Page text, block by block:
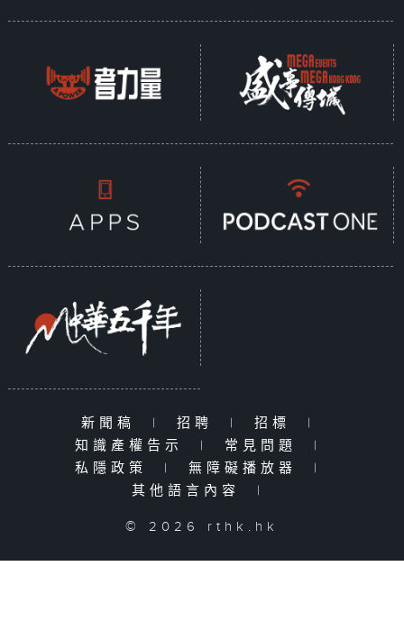
新聞稿 | 招聘 | 招標
|
知識產權告示
| 常見問題
|
私隱政策
| 無障礙播放器
|
其他語言內容
|
© 2026 rthk.hk